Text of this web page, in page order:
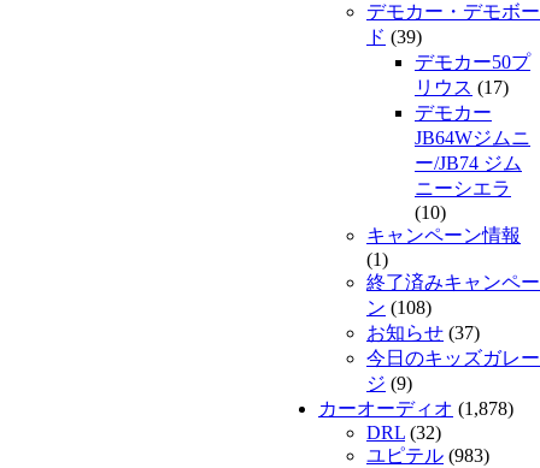
デモカー・デモボー
ド (39)
デモカー50プ
リウス (17)
デモカー
JB64Wジムニ
ー/JB74 ジム
ニーシエラ
(10)
キャンペーン情報
(1)
終了済みキャンペー
ン (108)
お知らせ (37)
今日のキッズガレー
ジ (9)
カーオーディオ (1,878)
DRL (32)
ユピテル (983)